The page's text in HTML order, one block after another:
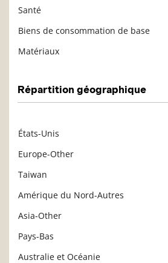
Santé
Biens de consommation de base
Matériaux
Répartition géographique
États-Unis
Europe-Other
Taiwan
Amérique du Nord-Autres
Asia-Other
Pays-Bas
Australie et Océanie